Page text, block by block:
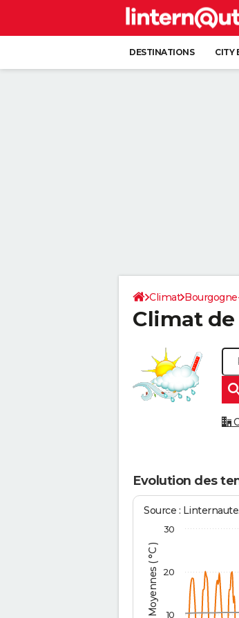
DESTINATIONS CITY
Climat
Climat de
Evolution des
Source :
10
20
30